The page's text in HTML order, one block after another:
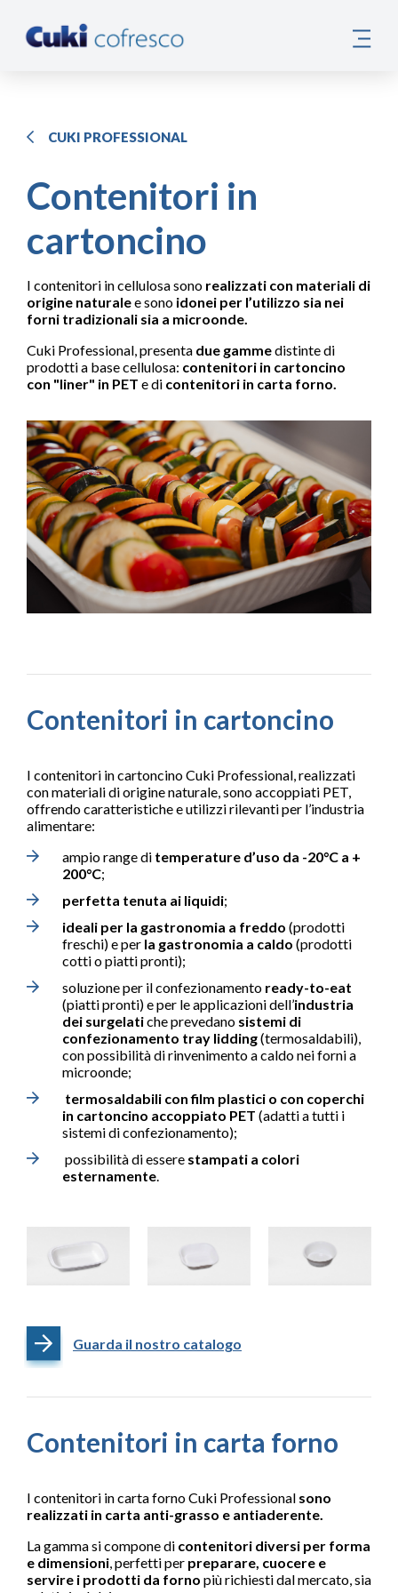
CUKI PROFESSIONAL
Contenitori in
cartoncino
I contenitori in cellulosa sono realizzati con materiali di
origine naturalee sono idonei per l’utilizzo sia nei
forni tradizionali sia a microonde.
Cuki Professional, presenta due gammedistinte di
prodotti a base cellulosa: contenitori in cartoncino
con "liner" in PET e di contenitori in carta forno.
Contenitori in cartoncino
I contenitori in cartoncino Cuki Professional, realizzati
con materiali di origine naturale, sono accoppiati PET,
offrendo caratteristiche e utilizzi rilevanti per l’industria
alimentare:
ampio range di temperature d’uso da -20°C a +
200°C;
perfetta tenuta ai liquidi;
ideali per la gastronomia a freddo (prodotti
freschi) e per la gastronomia a caldo (prodotti
cotti o piatti pronti);
soluzione per il confezionamento ready-to-eat
(piatti pronti) e per le applicazioni dell’industria
dei surgelatiche prevedano sistemi di
confezionamento tray lidding(termosaldabili),
con possibilità di rinvenimento a caldo nei forni a
microonde;
termosaldabili con film plastici o con coperchi
in cartoncino accoppiato PET (adatti a tutti i
sistemi di confezionamento);
possibilità di essere stampati a colori
esternamente.
Guarda il nostro catalogo
Contenitori in carta forno
I contenitori in carta forno Cuki Professional sono
realizzati in carta anti-grasso e antiaderente.
La gamma si compone di contenitori diversi per forma
e dimensioni , perfetti per preparare, cuocere e
servire i prodotti da forno più richiesti dal mercato, sia